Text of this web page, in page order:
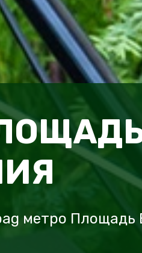
метро Площадь